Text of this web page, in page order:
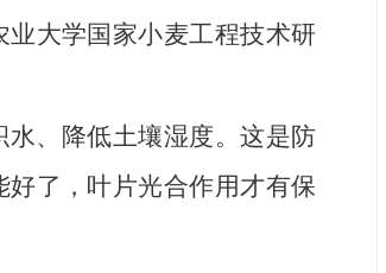
大学国家小麦工程技术研
、降低土壤湿度。这是防
了，叶片光合作用才有保